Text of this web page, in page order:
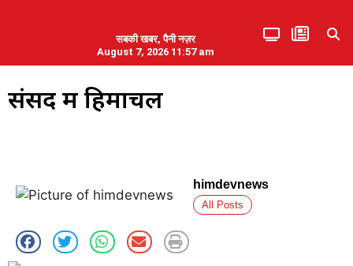
सबकी खबर, पैनी नज़र
August 7, 2026 11:57 am
संसद में हिमाचल
himdevnews
All Posts